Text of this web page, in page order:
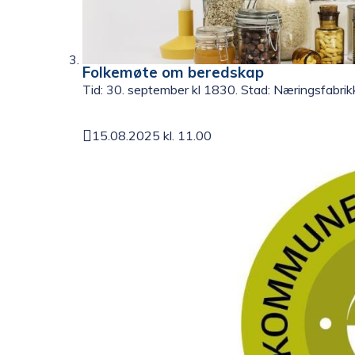
Folkemøte om beredskap
Tid: 30. september kl 1830. Stad:
Publisert
15.08.2025 kl. 11.00